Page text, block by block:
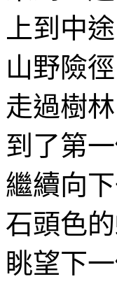
上到中
山野險
走過樹
到了第
繼續向
石頭色
眺望下